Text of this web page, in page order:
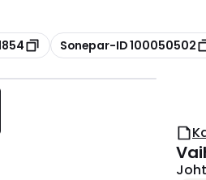
Kopioi
Sonepar-ID 100050502